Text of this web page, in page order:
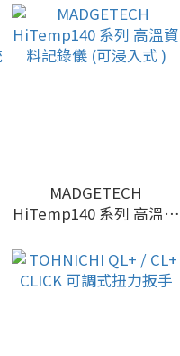
MADGETECH
HiTemp140 系列 高溫資